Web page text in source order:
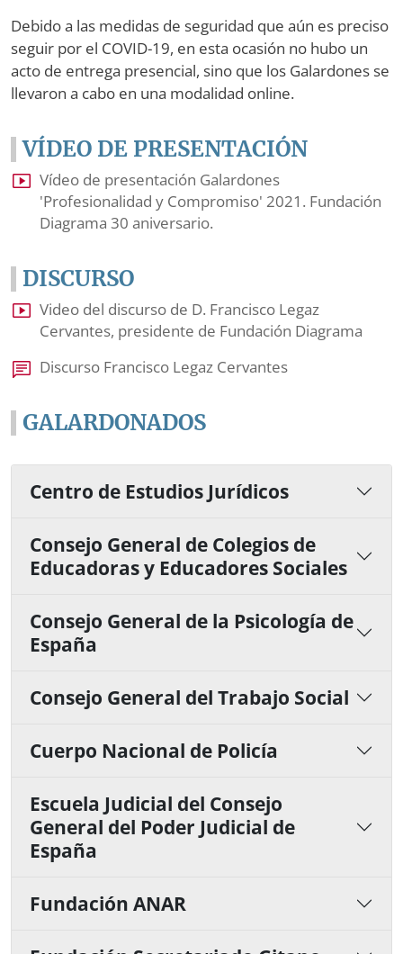
Debido a las medidas de seguridad que aún es preciso
seguir por el COVID-19, en esta ocasión no hubo un
acto de entrega presencial, sino que los Galardones se
llevaron a cabo en una modalidad online.
VÍDEO DE PRESENTACIÓN
Vídeo de presentación Galardones
'Profesionalidad y Compromiso' 2021. Fundación
Diagrama 30 aniversario.
DISCURSO
Video del discurso de D. Francisco Legaz
Cervantes, presidente de Fundación Diagrama
Discurso Francisco Legaz Cervantes
GALARDONADOS
Centro de Estudios Jurídicos
Consejo General de Colegios de
Educadoras y Educadores Sociales
Consejo General de la Psicología de
España
Consejo General del Trabajo Social
Cuerpo Nacional de Policía
Escuela Judicial del Consejo
General del Poder Judicial de
España
Fundación ANAR